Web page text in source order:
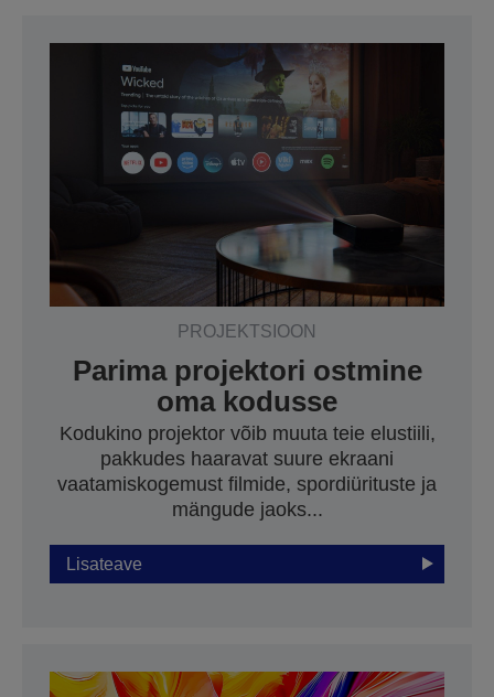
PROJEKTSIOON
Parima projektori ostmine
oma kodusse
Kodukino projektor võib muuta teie elustiili,
pakkudes haaravat suure ekraani
vaatamiskogemust filmide, spordiürituste ja
mängude jaoks...
Lisateave